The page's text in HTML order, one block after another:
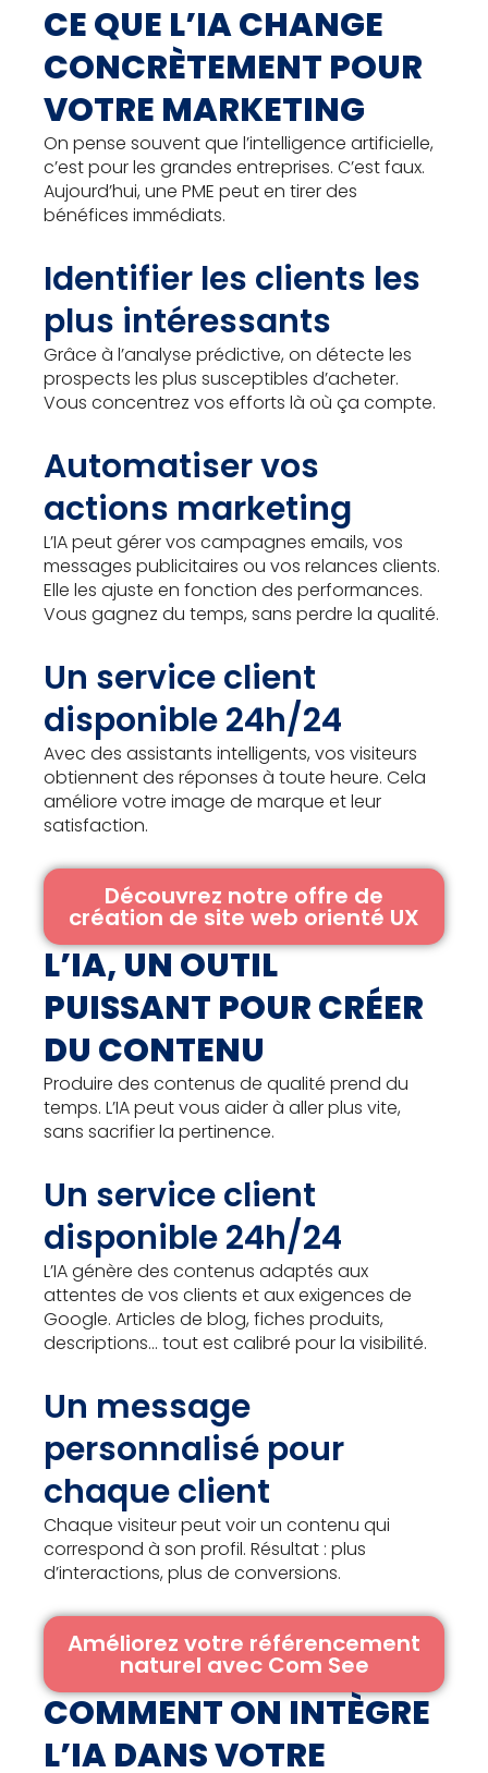
CE QUE L’IA CHANGE
CONCRÈTEMENT POUR
VOTRE MARKETING
On pense souvent que l’intelligence artificielle,
c’est pour les grandes entreprises. C’est faux.
Aujourd’hui, une PME peut en tirer des
bénéfices immédiats.
Identifier les clients les
plus intéressants
Grâce à l’analyse prédictive, on détecte les
prospects les plus susceptibles d’acheter.
Vous concentrez vos efforts là où ça compte.
Automatiser vos
actions marketing
L’IA peut gérer vos campagnes emails, vos
messages publicitaires ou vos relances clients.
Elle les ajuste en fonction des performances.
Vous gagnez du temps, sans perdre la qualité.
Un service client
disponible 24h/24
Avec des assistants intelligents, vos visiteurs
obtiennent des réponses à toute heure. Cela
améliore votre image de marque et leur
satisfaction.
Découvrez notre offre de
création de site web orienté UX
L’IA, UN OUTIL
PUISSANT POUR CRÉER
DU CONTENU
Produire des contenus de qualité prend du
temps. L’IA peut vous aider à aller plus vite,
sans sacrifier la pertinence.
Un service client
disponible 24h/24
L’IA génère des contenus adaptés aux
attentes de vos clients et aux exigences de
Google. Articles de blog, fiches produits,
descriptions… tout est calibré pour la visibilité.
Un message
personnalisé pour
chaque client
Chaque visiteur peut voir un contenu qui
correspond à son profil. Résultat : plus
d’interactions, plus de conversions.
Améliorez votre référencement
naturel avec Com See
COMMENT ON INTÈGRE
L’IA DANS VOTRE